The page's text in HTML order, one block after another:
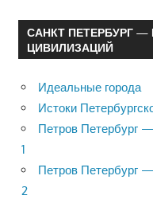
САНКТ ПЕТЕРБУРГ
ЦИВИЛИЗАЦИЙ
Идеальные города
Истоки
Петров Петербург
1
Петров Петербург
2